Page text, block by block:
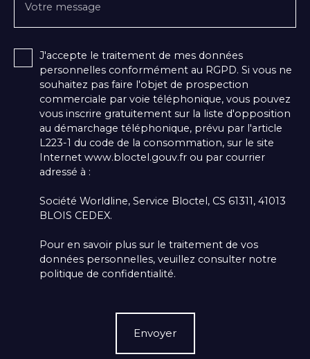
Votre message
J'accepte le traitement de mes données
personnelles conformément au RGPD. Si vous ne
souhaitez pas faire l'objet de prospection
commerciale par voie téléphonique, vous pouvez
vous inscrire gratuitement sur la liste d'opposition
au démarchage téléphonique, prévu par l'article
L223-1 du code de la consommation, sur le site
Internet www.bloctel.gouv.fr ou par courrier
adressé à :
Société Worldline, Service Bloctel, CS 61311, 41013
BLOIS CEDEX.
Pour en savoir plus sur le traitement de vos
données personnelles, veuillez consulter notre
politique de confidentialité.
Envoyer